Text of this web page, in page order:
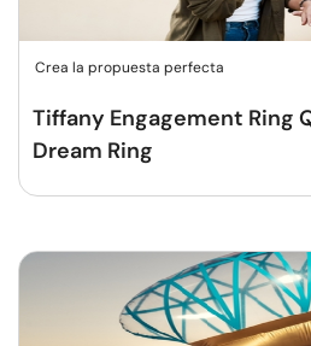
Crea la propuesta perfecta
Tiffany Engagement Ring
Dream Ring